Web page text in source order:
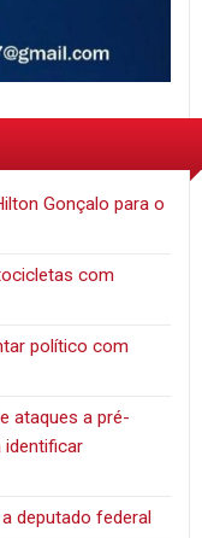
Gonçalo para o
com
político com
ataques a pré-
identificar
deputado federal